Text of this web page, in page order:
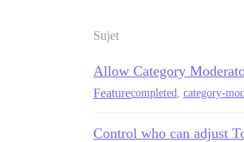
Sujet
Allow Category
Featurecompleted, category-
Control who can adjust